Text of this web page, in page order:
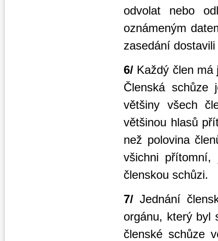
odvolat nebo
oznámeným
zasedání
6/ Každý člen má
Členská schůze
většiny všech
většinou hlasů
než polovina
všichni přítomní,
členskou schůzi.
7/ Jednání
orgánu, který byl
členské schůze